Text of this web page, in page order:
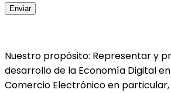
Nuestro propósito: Representar y
desarrollo de la Economía Digital
Comercio Electrónico en particular,